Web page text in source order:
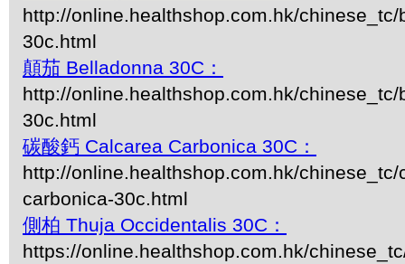
http://online.healthshop.com.hk/
30c.html
顛茄 Belladonna 30C：
http://online.healthshop.com.hk/chinese_tc/
30c.html
碳酸鈣 Calcarea Carbonica 30C：
http://online.healthshop.com.hk/chinese_tc/
carbonica-30c.html
側柏 Thuja Occidentalis 30C：
https://online.healthshop.com.hk/